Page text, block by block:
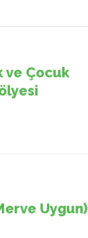
ve Çocuk
Uygun)